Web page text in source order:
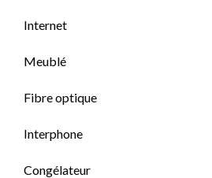
Internet
Meublé
Fibre optique
Interphone
Congélateur